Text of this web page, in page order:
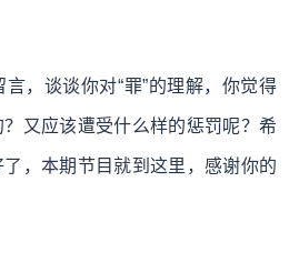
，谈谈你对“罪”的理解，你觉得
又应该遭受什么样的惩罚呢？希
，本期节目就到这里，感谢你的